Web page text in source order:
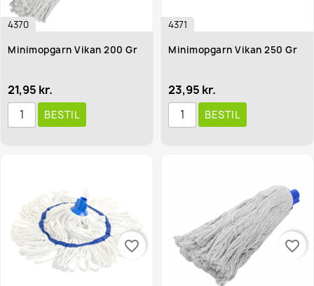
4370
Minimopgarn Vikan 200 Gr
21,95 kr.
BESTIL
4371
Minimopgarn Vikan 250 Gr
23,95 kr.
BESTIL
favorite_border favorite_border